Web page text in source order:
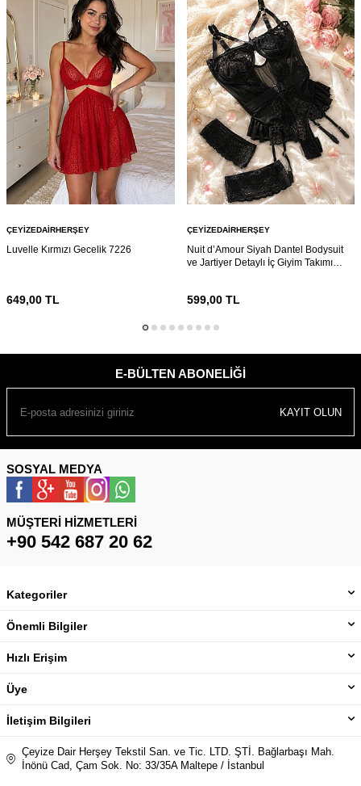
ÇEYIZEDAIRHERŞEY
Luvelle Kırmızı Gecelik 7226
649,00 TL
ÇEYIZEDAIRHERŞEY
Nuit d’Amour Siyah Dantel Bodysuit
ve Jartiyer Detaylı İç Giyim Takımı
599,00TL
E-BÜLTEN ABONELIĞI
KAYIT OLUN
SOSYAL MEDYA
MÜŞTERI HIZMETLERI
+90 542 687 20 62
Kategoriler
Önemli Bilgiler
Hızlı Erişim
Üye
İletişim Bilgileri
Çeyize Dair Herşey Tekstil San. ve Tic. LTD. ŞTİ. Bağlarbaşı Mah.
İnönü Cad, Çam Sok. No: 33/35A Maltepe / İstanbul